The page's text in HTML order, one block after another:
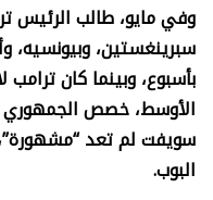
وفي مايو، طالب الرئيس
سبرينغستين، وبيونسيه،
بأسبوع، وبينما كان
الأوسط، خصص الجمهوري
سويفت لم تعد
البوب.